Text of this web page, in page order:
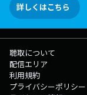
詳しくはこちら
聴取について
配信エリア
利用規約
プライバシーポリシー